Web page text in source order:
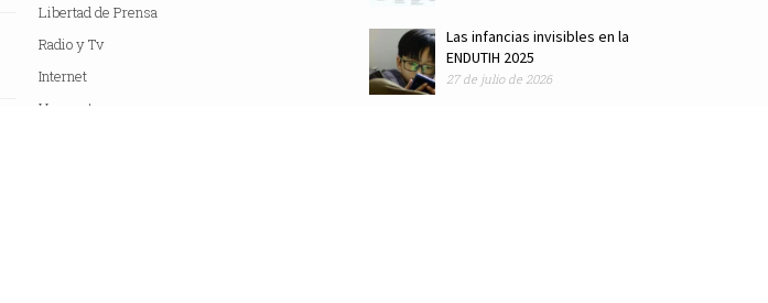
Libertad de Prensa
Radio y Tv
Internet
Hemeroteca
Las infancias invisibles en la
ENDUTIH 2025
27 de julio de 2026